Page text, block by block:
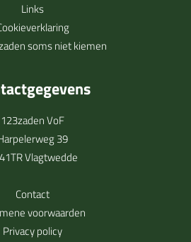
Links
soms niet kiemen
123zaden VoF
39
Vlagtwedde
Contact
voorwaarden
Privacy policy